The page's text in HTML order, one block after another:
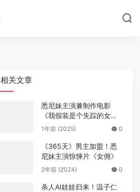
相关文章
悉尼妹主演兼制作电影
《我假装是个失踪的女
孩》
1年前 (2025) 0
《365天》男主加盟！悉
尼妹主演惊悚片《女佣》
2年前 (2024) 0
杀人AI娃娃归来！温子仁